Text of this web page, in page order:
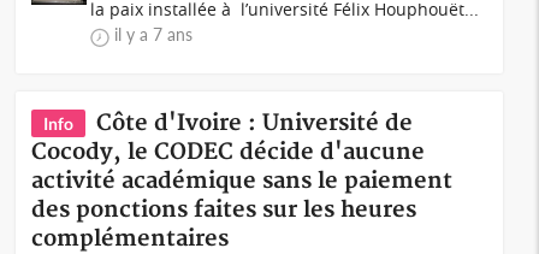
la paix installée à l’université Félix Houphouët...
il y a 7 ans
Info
Côte d'Ivoire : Université de
Cocody, le CODEC décide d'aucune
activité académique sans le paiement
des ponctions faites sur les heures
complémentaires